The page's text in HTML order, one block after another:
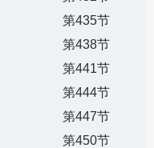
第435节
第438节
第441节
第444节
第447节
第450节